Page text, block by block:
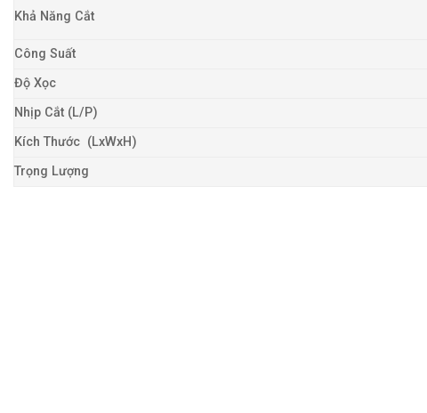
Khả Năng Cắt
Công Suất
Độ Xọc
Nhịp Cắt (L/P)
Kích Thước (LxWxH)
Trọng Lượng